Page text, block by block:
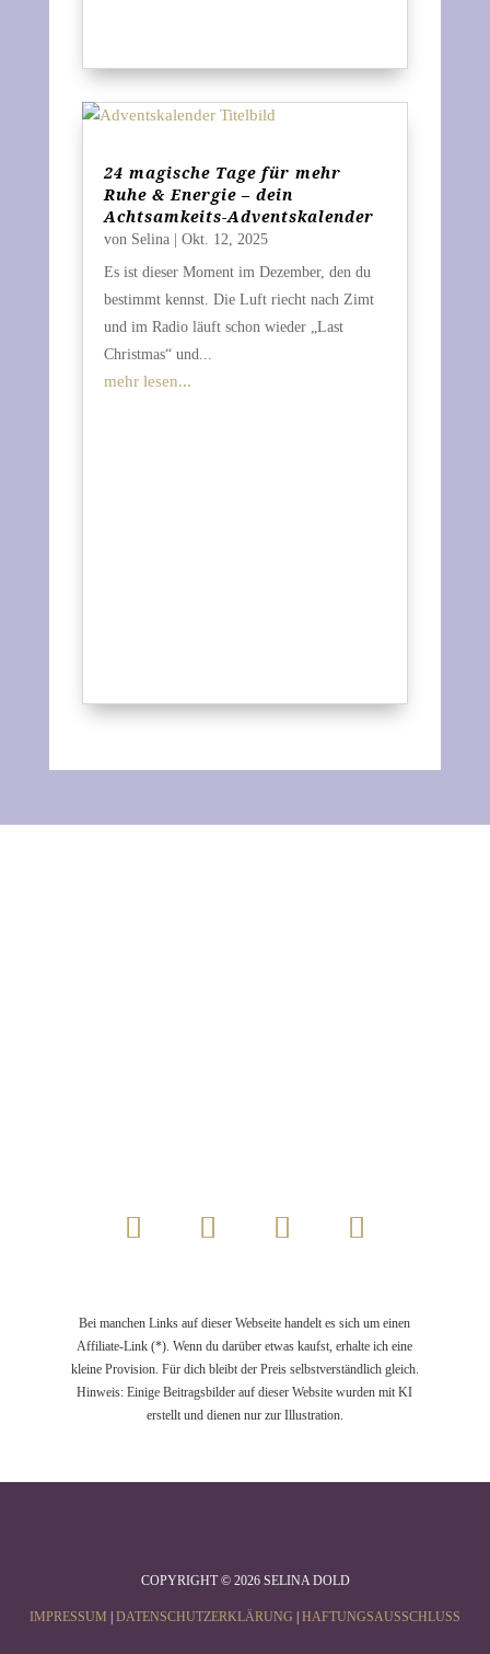
24 magische Tage für mehr
Ruhe & Energie – dein
Achtsamkeits-Adventskalender
von Selina| Okt. 12, 2025
Es ist dieser Moment im Dezember, den du
bestimmt kennst. Die Luft riecht nach Zimt
und im Radio läuft schon wieder „Last
Christmas“ und...
mehr lesen...
Bei manchen Links auf dieser Webseite handelt es sich um einen
Affiliate-Link (*). Wenn du darüber etwas kaufst, erhalte ich eine
kleine Provision. Für dich bleibt der Preis selbstverständlich gleich.
Hinweis: Einige Beitragsbilder auf dieser Website wurden mit KI
erstellt und dienen nur zur Illustration.
COPYRIGHT © 2026 SELINA DOLD
IMPRESSUM DATENSCHUTZERKLÄRUNG HAFTUNGSAUSSCHLUSS